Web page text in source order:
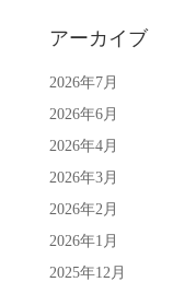
アーカイブ
2026年7月
2026年6月
2026年4月
2026年3月
2026年2月
2026年1月
2025年12月